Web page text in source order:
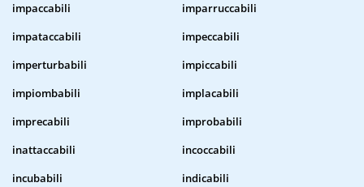
impaccabili
imparruccabili
impataccabili
impeccabili
imperturbabili
impiccabili
impiombabili
implacabili
imprecabili
improbabili
inattaccabili
incoccabili
incubabili
indicabili